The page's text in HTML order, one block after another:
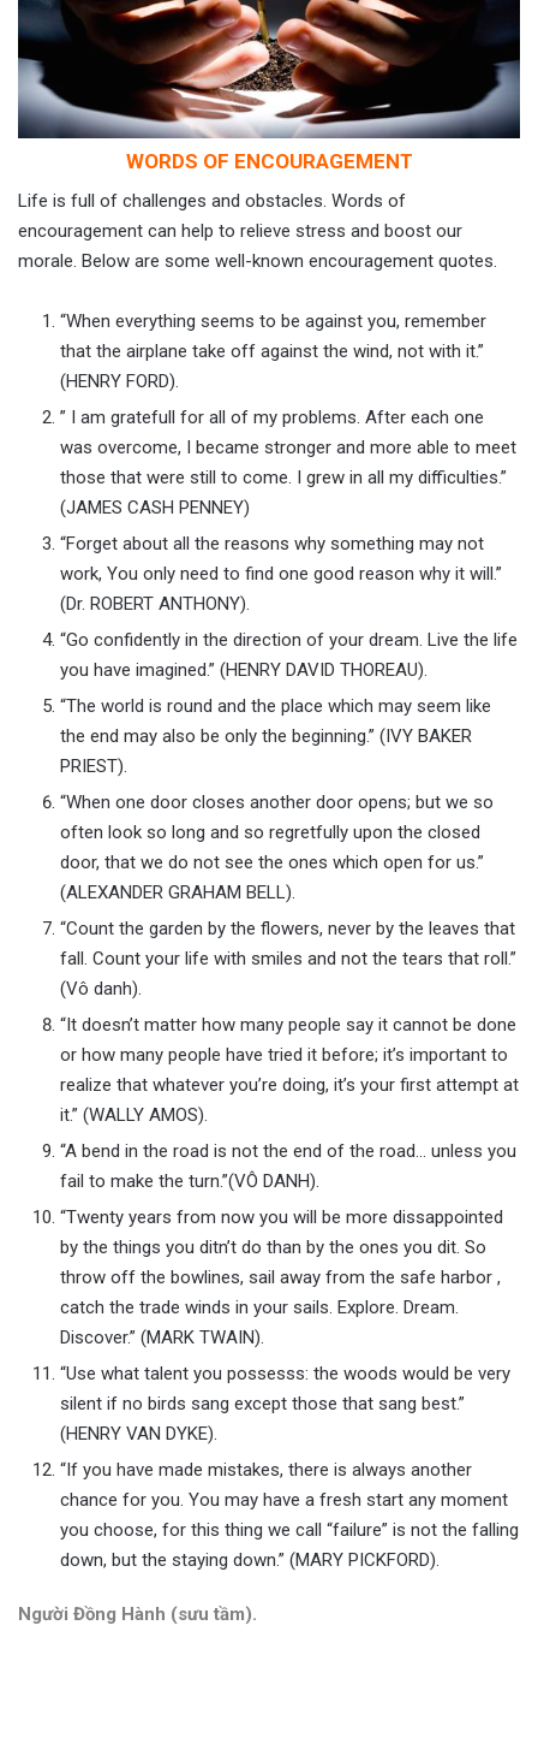
WORDS OF ENCOURAGEMENT
Life is full of challenges and obstacles. Words of
encouragement can help to relieve stress and boost our
morale. Below are some well-known encouragement quotes.
“When everything seems to be against you, remember
that the airplane take off against the wind, not with it.”
(HENRY FORD).
” I am gratefull for all of my problems. After each one
was overcome, I became stronger and more able to meet
those that were still to come. I grew in all my difficulties.”
(JAMES CASH PENNEY)
“Forget about all the reasons why something may not
work, You only need to find one good reason why it will.”
(Dr. ROBERT ANTHONY).
“Go confidently in the direction of your dream. Live the life
you have imagined.” (HENRY DAVID THOREAU).
“The world is round and the place which may seem like
the end may also be only the beginning.” (IVY BAKER
PRIEST).
“When one door closes another door opens; but we so
often look so long and so regretfully upon the closed
door, that we do not see the ones which open for us.”
(ALEXANDER GRAHAM BELL).
“Count the garden by the flowers, never by the leaves that
fall. Count your life with smiles and not the tears that roll.”
(Vô danh).
“It doesn’t matter how many people say it cannot be done
or how many people have tried it before; it’s important to
realize that whatever you’re doing, it’s your first attempt at
it.” (WALLY AMOS).
“A bend in the road is not the end of the road… unless you
fail to make the turn.”(VÔ DANH).
“Twenty years from now you will be more dissappointed
by the things you ditn’t do than by the ones you dit. So
throw off the bowlines, sail away from the safe harbor ,
catch the trade winds in your sails. Explore. Dream.
Discover.” (MARK TWAIN).
“Use what talent you possesss: the woods would be very
silent if no birds sang except those that sang best.”
(HENRY VAN DYKE).
“If you have made mistakes, there is always another
chance for you. You may have a fresh start any moment
you choose, for this thing we call “failure” is not the falling
down, but the staying down.” (MARY PICKFORD).
Người Đồng Hành (sưu tầm).